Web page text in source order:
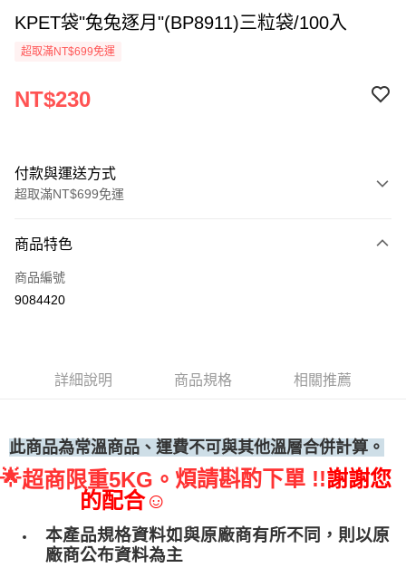
KPET袋"兔兔逐月"(BP8911)三粒袋/100入
超取滿NT$699免運
NT$230
付款與運送方式
超取滿NT$699免運
信用卡一次付款
Apple Pay
每筆NT$60，滿NT$699(含以上)免運費
每筆NT$60，滿NT$699(含以上)免運費
(請點開選項勾選)
每筆NT$250
商品特色
商品編號
9084420
詳細說明 商品規格 相關推薦
此商品為常溫商品、運費不可與其他溫層合併計算。
🌟超商限重5KG。 煩請斟酌下單 !!謝謝您
的配合☺
本產品規格資料如與原廠商有所不同，則以原
廠商公布資料為主